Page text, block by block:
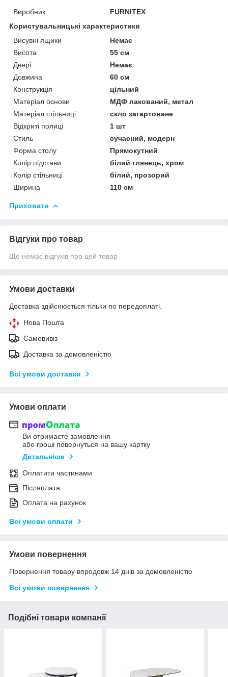
Виробник
FURNITEX
Користувальницькі характеристики
Висувні ящики
Немає
Висота
55 см
Двері
Немає
Довжина
60 см
Конструкція
цільний
Матеріал основи
МДФ лакований, метал
Матеріал стільниці
скло загартоване
Відкриті полиці
1 шт
Стиль
сучасний, модерн
Форма столу
Прямокутний
Колір підстави
білий глянець, хром
Колір стільниці
білий, прозорий
Ширина
110 см
Приховати
Відгуки про товар
Ще немає відгуків про цей товар
Умови доставки
Доставка здійснюється тільки по передоплаті.
Нова Пошта
Самовивіз
Доставка за домовленістю
Всі умови доставки
Умови оплати
Ви отримаєте замовлення
або гроші повернуться на вашу картку
Детальніше
Оплатити частинами
Післяплата
Оплата на рахунок
Всі умови оплати
Умови повернення
Повернення товару впродовж 14 днів за домовленістю
Всі умови повернення
Подібні товари компанії